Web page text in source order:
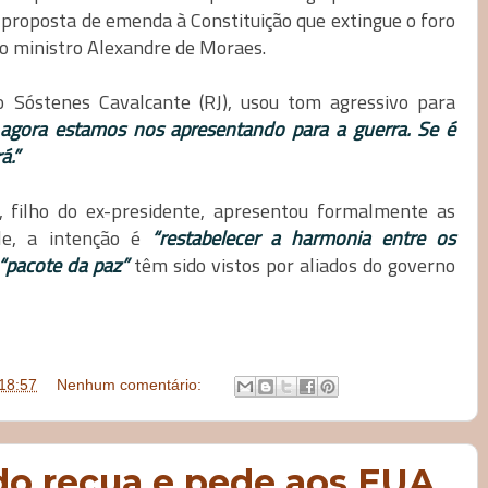
de emenda à Constituição que extingue o foro
ministro Alexandre de Moraes.
Cavalcante (RJ), usou tom agressivo para
estamos nos apresentando para a guerra. Se é
filho do ex-presidente, apresentou formalmente as
a intenção é “restabelecer a harmonia entre os
da paz”têm sido vistos por aliados do governo
Nenhum comentário: